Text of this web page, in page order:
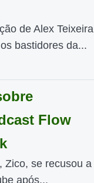
de Alex Teixeira
bastidores da...
Flow
Zico, se recusou a
após...